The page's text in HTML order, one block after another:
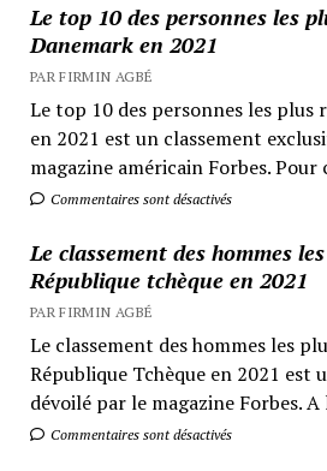
Le top 10 des personnes les
Danemark en 2021
PAR FIRMIN AGBÉ
Le top 10 des personnes les plus
en 2021 est un classement
magazine américain Forbes. Pour
Commentaires sont désactivés
Le classement des hommes
République tchèque en 2021
PAR FIRMIN AGBÉ
Le classement des hommes les
République Tchèque en 2021 est
dévoilé par le magazine Forbes. A
Commentaires sont désactivés